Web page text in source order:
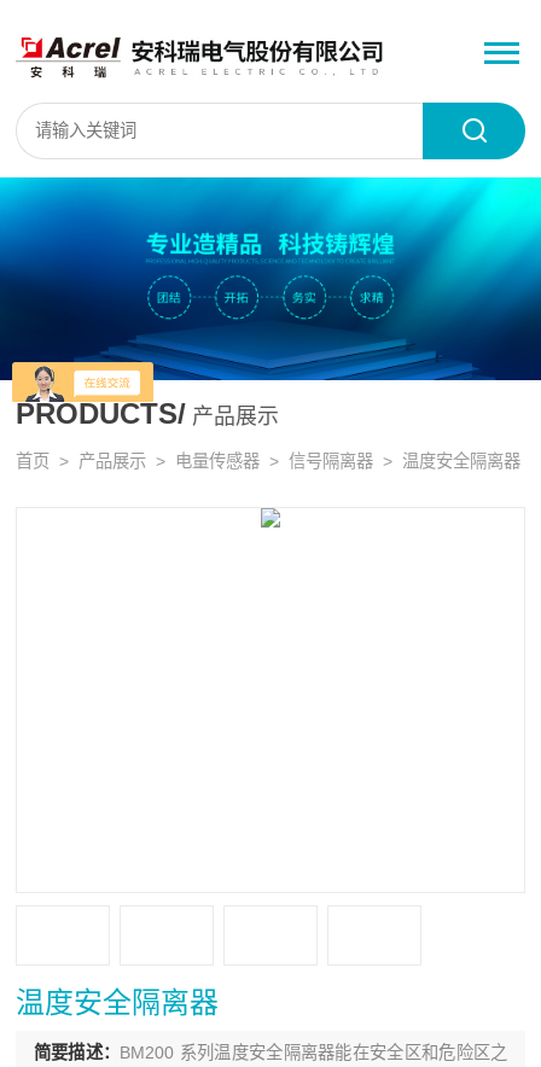
PRODUCTS/ 产品展示
首页 > 产品展示 > 电量传感器 >信号隔离器 > 温度安全隔离器
温度安全隔离器
简要描述： BM200 系列温度安全隔离器能在安全区和危险区之